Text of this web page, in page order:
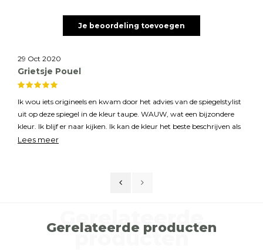
Je beoordeling toevoegen
29 Oct 2020
Grietsje Pouel
Ik wou iets origineels en kwam door het advies van de spiegelstylist
uit op deze spiegel in de kleur taupe. WAUW, wat een bijzondere
kleur. Ik blijf er naar kijken. Ik kan de kleur het beste beschrijven als
grijs/groen met een zilveren gloed. Het staat erg mooi op mijn
Lees meer
Gerelateerde producten
Gerelateerde
producten